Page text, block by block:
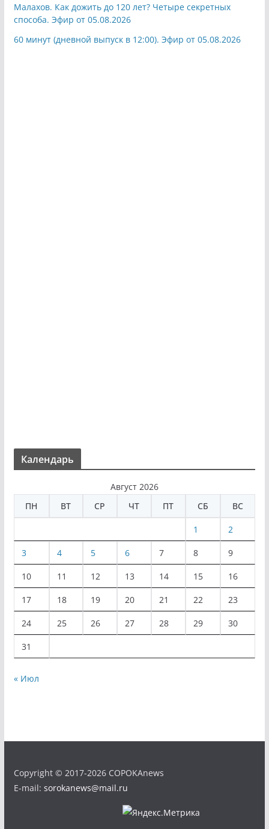
Малахов. Как дожить до 120 лет? Четыре секретных
способа. Эфир от 05.08.2026
60 минут (дневной выпуск в 12:00). Эфир от 05.08.2026
Календарь
Август 2026
ПН
ВТ СР ЧТ ПТ СБ ВС
1 2
3 4 5 6 7 8 9
10 11 12 13 14 15 16
17 18 19 20 21 22 23
24 25 26 27 28 29 30
31
« Июл
Copyright © 2017-2026 COPOKAnews
E-mail: sorokanews@mail.ru